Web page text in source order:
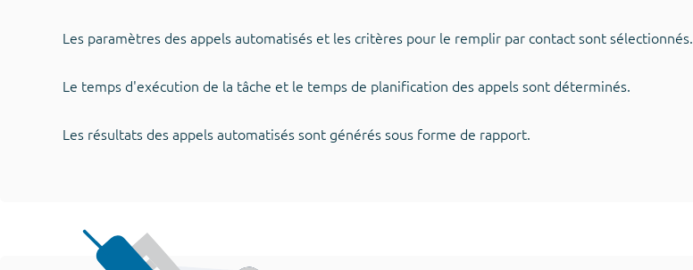
Les paramètres des appels automatisés et les critères pour le remplir par contact sont sélectionnés.
Le temps d'exécution de la tâche et le temps de planification des appels sont déterminés.
Les résultats des appels automatisés sont générés sous forme de rapport.